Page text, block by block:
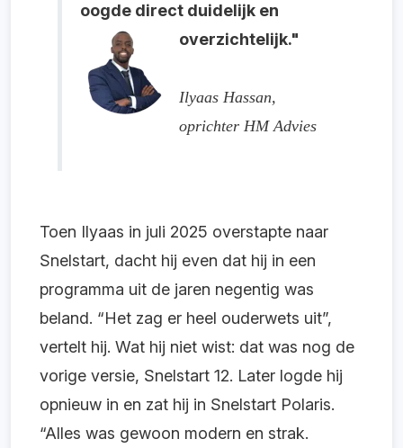
oogde direct duidelijk en
overzichtelijk."
Ilyaas Hassan,
oprichter HM Advies
Toen Ilyaas in juli 2025 overstapte naar
Snelstart, dacht hij even dat hij in een
programma uit de jaren negentig was
beland. “Het zag er heel ouderwets uit”,
vertelt hij. Wat hij niet wist: dat was nog de
vorige versie, Snelstart 12. Later logde hij
opnieuw in en zat hij in Snelstart Polaris.
“Alles was gewoon modern en strak.